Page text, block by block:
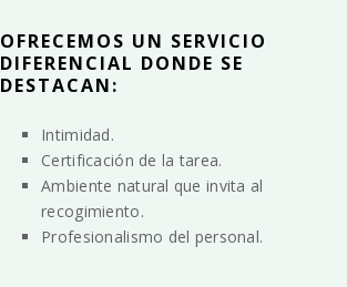
OFRECEMOS UN SERVICIO
DIFERENCIAL DONDE SE
DESTACAN:
Intimidad.
Certificación de la tarea.
Ambiente natural que invita al
recogimiento.
Profesionalismo del personal.